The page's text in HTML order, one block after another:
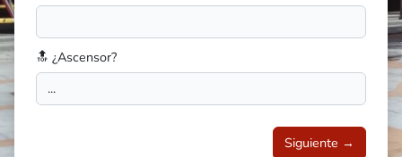
🔝 ¿Ascensor?
Siguiente →